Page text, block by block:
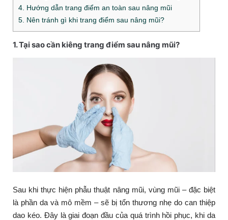
4. Hướng dẫn trang điểm an toàn sau nâng mũi
5. Nên tránh gì khi trang điểm sau nâng mũi?
1. Tại sao cần kiêng trang điểm sau nâng mũi?
Sau khi thực hiện phẫu thuật nâng mũi, vùng mũi – đặc biệt
là phần da và mô mềm – sẽ bị tổn thương nhẹ do can thiệp
dao kéo. Đây là giai đoạn đầu của quá trình hồi phục, khi da